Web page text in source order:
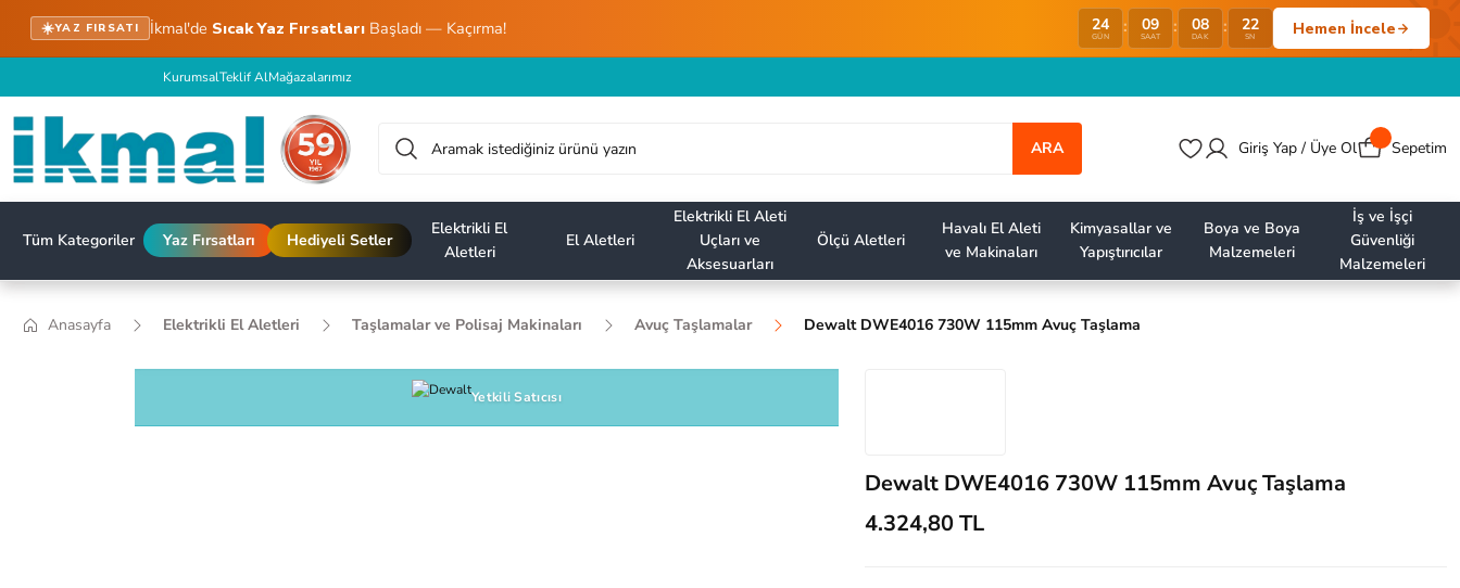
☀️YAZ FIRSATI İkmal'de Sıcak Yaz Fırsatları Başladı — Kaçırma! 24
GÜN : 09
SAAT : 08
DAK : 21
SN Hemen İncele
KurumsalTeklif AlMağazalarımız
ARA Giriş Yap / Üye Ol Sepetim
Tüm Kategoriler Yaz Fırsatları Hediyeli Setler
Elektrikli El
Aletleri
El Aletleri
Elektrikli El Aleti
Uçları ve
Aksesuarları
Ölçü Aletleri
Havalı El Aleti
ve Makinaları
Kimyasallar ve
Yapıştırıcılar
Boya ve Boya
Malzemeleri
İş ve İşçi
Güvenliği
Malzemeleri
Anasayfa Elektrikli El Aletleri Taşlamalar ve Polisaj Makinaları Avuç Taşlamalar Dewalt DWE4016 730W 115mm Avuç Taşlama
Yetkili Satıcısı
Dewalt DWE4016 730W 115mm Avuç Taşlama
4.324,80 TL